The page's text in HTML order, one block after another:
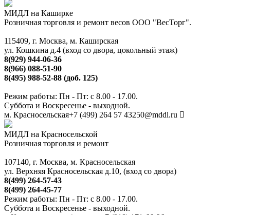
МИДЛ на Каширке
Розничная торговля и ремонт весов ООО "ВесТорг".
115409, г. Москва, м. Каширская
ул. Кошкина д.4 (вход со двора, цокольный этаж)
8(929) 944-06-36
8(966) 088-51-90
8(495) 988-52-88 (доб. 125)
Режим работы: Пн - Пт: с 8.00 - 17.00.
Суббота и Воскресенье - выходной.
м. Красносельская+7 (499) 264 57 43250@mddl.ru
МИДЛ на Красносельской
Розничная торговля и ремонт
107140, г. Москва, м. Красносельская
ул. Верхняя Красносельская д.10, (вход со двора)
8(499) 264-57-43
8(499) 264-45-77
Режим работы: Пн - Пт: с 8.00 - 17.00.
Суббота и Воскресенье - выходной.